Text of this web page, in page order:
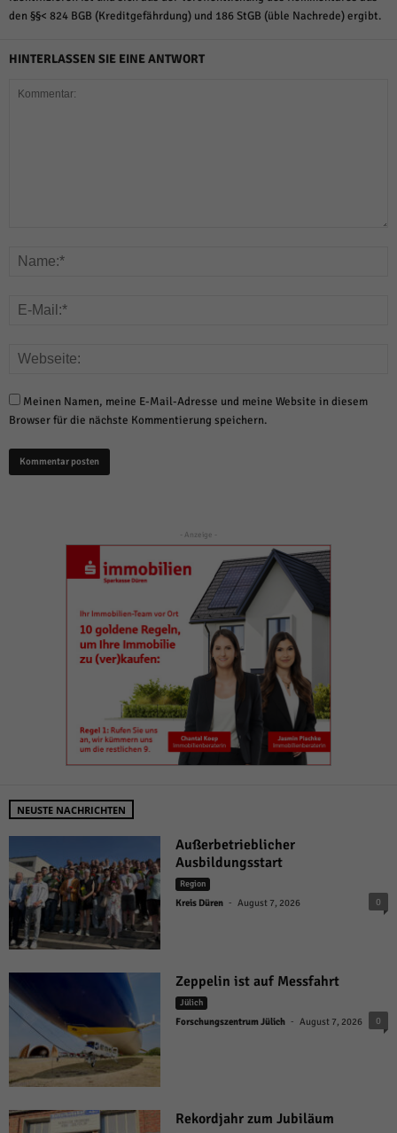
den §§< 824 BGB (Kreditgefährdung) und 186 StGB (üble Nachrede) ergibt.
HINTERLASSEN SIE EINE ANTWORT
Meinen Namen, meine E-Mail-Adresse und meine Website in diesem
Browser für die nächste Kommentierung speichern.
- Anzeige -
NEUSTE NACHRICHTEN
Außerbetrieblicher
Ausbildungsstart
Region
Kreis Düren - August 7, 2026 0
Zeppelin ist auf Messfahrt
Jülich
Forschungszentrum Jülich - August 7, 2026 0
Rekordjahr zum Jubiläum